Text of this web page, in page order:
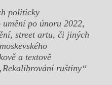
politicky
umění po únoru 2022,
street artu, či jiných
a textově
ruštiny“